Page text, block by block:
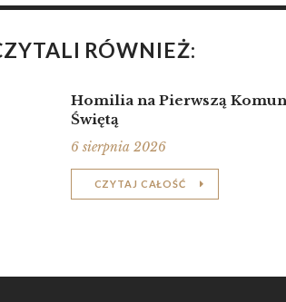
RÓWNIEŻ:
Homilia na Pierwszą
Świętą
6 sierpnia 2026
CZYTAJ CAŁOŚĆ